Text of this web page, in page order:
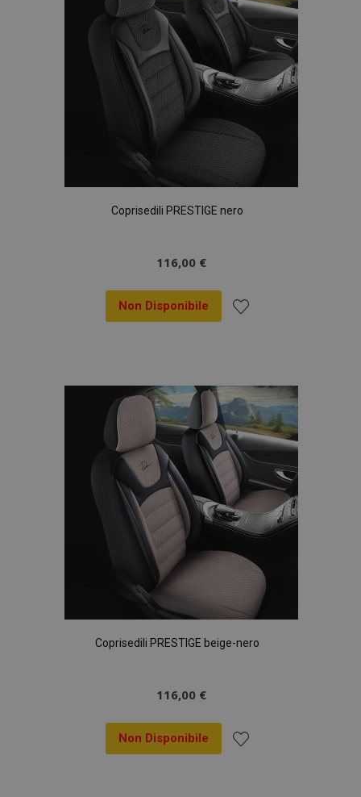
Coprisedili PRESTIGE nero
116,00 €
Non Disponibile
lista
desideri
Coprisedili PRESTIGE beige-nero
116,00 €
Non Disponibile